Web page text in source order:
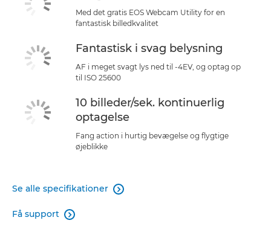
Med det gratis EOS Webcam Utility for en
fantastisk billedkvalitet
Fantastisk i svag belysning
AF i meget svagt lys ned til -4EV, og optag op
til ISO 25600
10 billeder/sek. kontinuerlig
optagelse
Fang action i hurtig bevægelse og flygtige
øjeblikke
Se alle specifikationer 
Få support 